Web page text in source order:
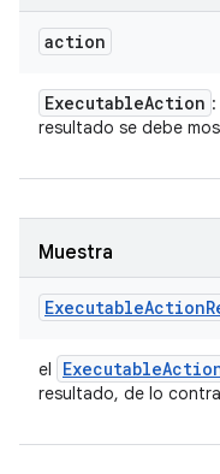
action
ExecutableAction
resultado se debe
Muestra
ExecutableAction
el Executable
resultado, de lo